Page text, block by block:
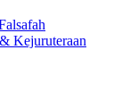
Kejuruteraan